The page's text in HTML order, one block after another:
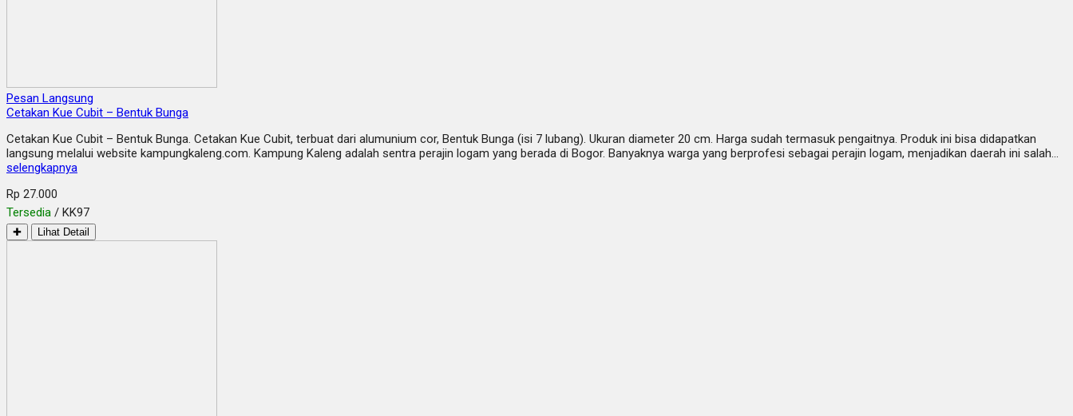
Pesan Langsung
Cetakan Kue Cubit – Bentuk Bunga
Cetakan Kue Cubit – Bentuk Bunga. Cetakan Kue Cubit, terbuat dari alumunium cor, Bentuk Bunga (isi 7 lubang). Ukuran diameter 20 cm. Harga sudah termasuk pengaitnya. Produk ini bisa didapatkan
langsung melalui website kampungkaleng.com. Kampung Kaleng adalah sentra perajin logam yang berada di Bogor. Banyaknya warga yang berprofesi sebagai perajin logam, menjadikan daerah ini salah…
selengkapnya
Rp 27.000
Tersedia / KK97
✚ Lihat Detail